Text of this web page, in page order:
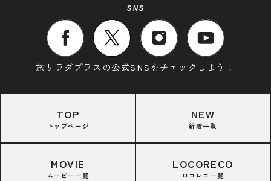
SNS
旅サラダプラスの公式SNSをチェックしよう！
TOP
トップページ
NEW
新着一覧
MOVIE
ムービー一覧
LOCORECO
ロコレコ一覧